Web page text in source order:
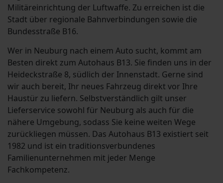
Militäreinrichtung der Luftwaffe. Zu erreichen ist die
Stadt über regionale Bahnverbindungen sowie die
Bundesstraße B16.
Wer in Neuburg nach einem Auto sucht, kommt am
Besten direkt zum Autohaus B13. Sie finden uns in der
Heideckstraße 8, südlich der Innenstadt. Gerne sind
wir auch bereit, Ihr neues Fahrzeug direkt vor Ihre
Haustür zu liefern. Selbstverständlich gilt unser
Lieferservice sowohl für Neuburg als auch für die
nähere Umgebung, sodass Sie keine weiten Wege
zurückliegen müssen. Das Autohaus B13 existiert seit
1982 und ist ein traditionsverbundenes
Familienunternehmen mit jeder Menge
Fachkompetenz.